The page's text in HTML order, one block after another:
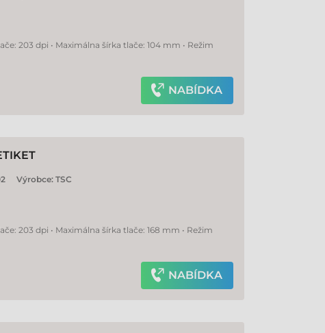
203 dpi • Maximálna šírka tlače: 104 mm • Režim
NABÍDKA
Výrobce: TSC
203 dpi • Maximálna šírka tlače: 168 mm • Režim
NABÍDKA